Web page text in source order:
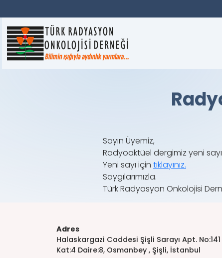
Sayın Üyemiz,
Radyoaktüel dergimiz yeni
Yeni sayı için tıklayınız.
Saygılarımızla.
Türk Radyasyon Onkolojisi
Adres
Halaskargazi Caddesi Şişli Sarayı Apt. No:141
Kat:4 Daire:8, Osmanbey , Şişli, İstanbul